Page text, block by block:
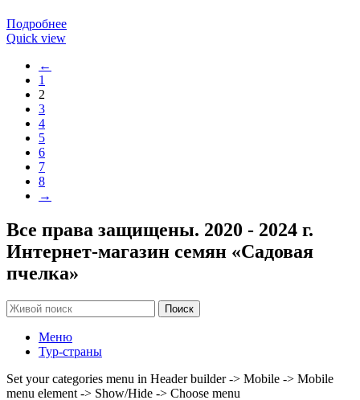
Подробнее
Quick view
←
1
2
3
4
5
6
7
8
→
Все права защищены. 2020 - 2024 г.
Интернет-магазин семян «Садовая
пчелка»
Поиск
Меню
Тур-страны
Set your categories menu in Header builder -> Mobile -> Mobile
menu element -> Show/Hide -> Choose menu